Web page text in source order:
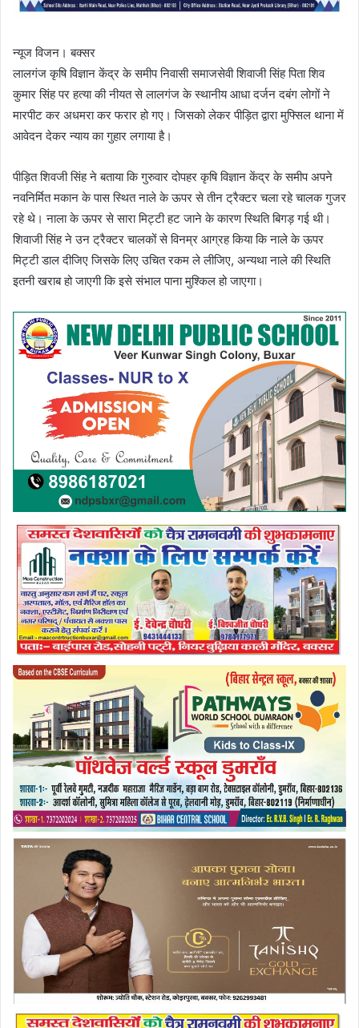
न्यूज विजन। बक्सर
लालगंज कृषि विज्ञान केंद्र के समीप निवासी समाजसेवी शिवाजी सिंह पिता शिव
कुमार सिंह पर हत्या की नीयत से लालगंज के स्थानीय आधा दर्जन दबंग लोगों ने
मारपीट कर अधमरा कर फरार हो गए। जिसको लेकर पीड़ित द्वारा मुफ्सिल थाना में
आवेदन देकर न्याय का गुहार लगाया है।
पीड़ित शिवजी सिंह ने बताया कि गुरुवार दोपहर कृषि विज्ञान केंद्र के समीप अपने
नवनिर्मित मकान के पास स्थित नाले के ऊपर से तीन ट्रैक्टर चला रहे चालक गुजर
रहे थे। नाला के ऊपर से सारा मिट्टी हट जाने के कारण स्थिति बिगड़ गई थी।
शिवाजी सिंह ने उन ट्रैक्टर चालकों से विनम्र आग्रह किया कि नाले के ऊपर
मिट्टी डाल दीजिए जिसके लिए उचित रकम ले लीजिए, अन्यथा नाले की स्थिति
इतनी खराब हो जाएगी कि इसे संभाल पाना मुश्किल हो जाएगा।